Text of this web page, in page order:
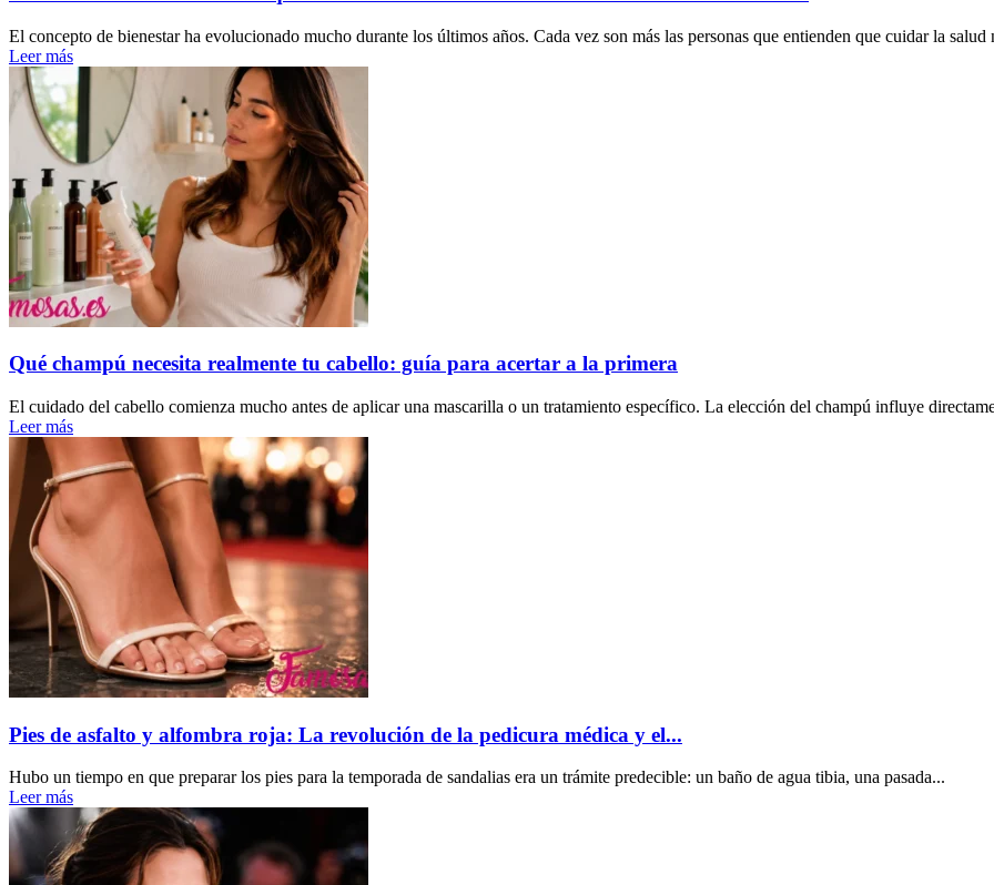
El concepto de bienestar ha evolucionado mucho durante los últimos años. Cada vez son más las personas que entienden que cuidar la salud
Leer más
Qué champú necesita realmente tu cabello: guía para acertar a la primera
El cuidado del cabello comienza mucho antes de aplicar una mascarilla o un tratamiento específico. La elección del champú influye
Leer más
Pies de asfalto y alfombra roja: La revolución de la pedicura médica y el...
Hubo un tiempo en que preparar los pies para la temporada de sandalias era un trámite predecible: un baño de agua tibia, una pasada...
Leer más